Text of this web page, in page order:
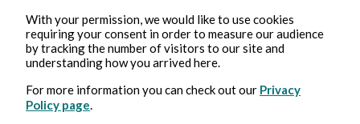
With your permission, we would like to use cookies
requiring your consent in order to measure our audience
by tracking the number of visitors to our site and
understanding how you arrived here.
For more information you can check out our Privacy
Policy page